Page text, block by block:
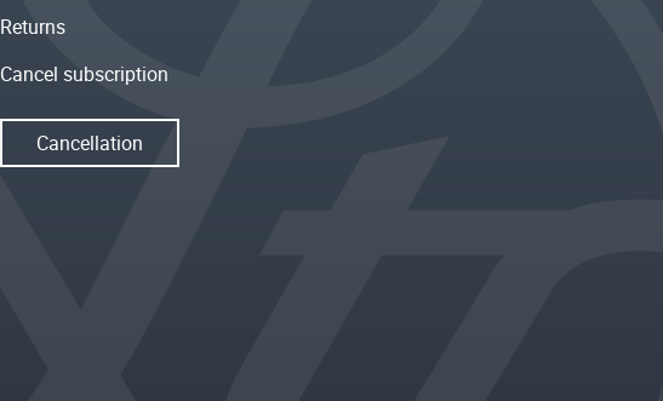
Returns
Cancel subscription
Cancellation